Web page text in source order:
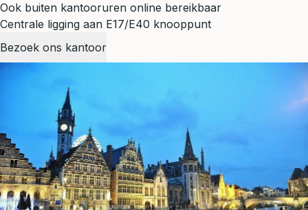
Ook buiten kantooruren online bereikbaar
Centrale ligging aan E17/E40 knooppunt
Bezoek ons kantoor